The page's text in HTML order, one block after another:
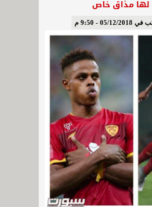
لها مذاق خاص
05/12/2018 - 9:50 م